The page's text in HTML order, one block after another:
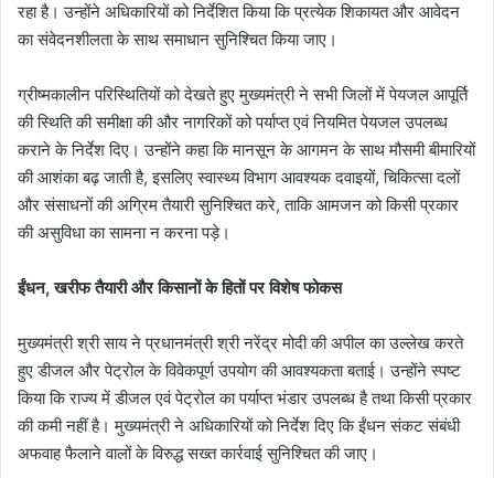
रहा है। उन्होंने अधिकारियों को निर्देशित किया कि प्रत्येक शिकायत और आवेदन
का संवेदनशीलता के साथ समाधान सुनिश्चित किया जाए।
ग्रीष्मकालीन परिस्थितियों को देखते हुए मुख्यमंत्री ने सभी जिलों में पेयजल आपूर्ति
की स्थिति की समीक्षा की और नागरिकों को पर्याप्त एवं नियमित पेयजल उपलब्ध
कराने के निर्देश दिए। उन्होंने कहा कि मानसून के आगमन के साथ मौसमी बीमारियों
की आशंका बढ़ जाती है, इसलिए स्वास्थ्य विभाग आवश्यक दवाइयों, चिकित्सा दलों
और संसाधनों की अग्रिम तैयारी सुनिश्चित करे, ताकि आमजन को किसी प्रकार
की असुविधा का सामना न करना पड़े।
ईंधन, खरीफ तैयारी और किसानों के हितों पर विशेष फोकस
मुख्यमंत्री श्री साय ने प्रधानमंत्री श्री नरेंद्र मोदी की अपील का उल्लेख करते
हुए डीजल और पेट्रोल के विवेकपूर्ण उपयोग की आवश्यकता बताई। उन्होंने स्पष्ट
किया कि राज्य में डीजल एवं पेट्रोल का पर्याप्त भंडार उपलब्ध है तथा किसी प्रकार
की कमी नहीं है। मुख्यमंत्री ने अधिकारियों को निर्देश दिए कि ईंधन संकट संबंधी
अफवाह फैलाने वालों के विरुद्ध सख्त कार्रवाई सुनिश्चित की जाए।